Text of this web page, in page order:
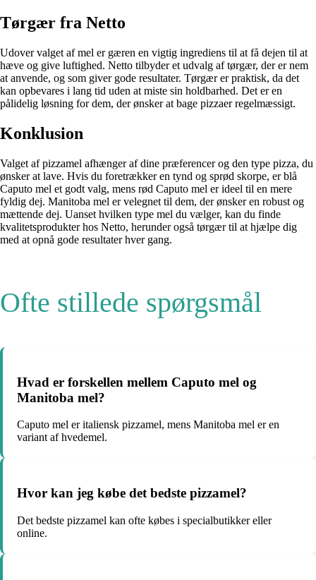
Tørgær fra Netto
Udover valget af mel er gæren en vigtig ingrediens til at få dejen til at
hæve og give luftighed. Netto tilbyder et udvalg af tørgær, der er nem
at anvende, og som giver gode resultater. Tørgær er praktisk, da det
kan opbevares i lang tid uden at miste sin holdbarhed. Det er en
pålidelig løsning for dem, der ønsker at bage pizzaer regelmæssigt.
Konklusion
Valget af pizzamel afhænger af dine præferencer og den type pizza, du
ønsker at lave. Hvis du foretrækker en tynd og sprød skorpe, er blå
Caputo mel et godt valg, mens rød Caputo mel er ideel til en mere
fyldig dej. Manitoba mel er velegnet til dem, der ønsker en robust og
mættende dej. Uanset hvilken type mel du vælger, kan du finde
kvalitetsprodukter hos Netto, herunder også tørgær til at hjælpe dig
med at opnå gode resultater hver gang.
Ofte stillede spørgsmål
Hvad er forskellen mellem Caputo mel og
Manitoba mel?
Caputo mel er italiensk pizzamel, mens Manitoba mel er en
variant af hvedemel.
Hvor kan jeg købe det bedste pizzamel?
Det bedste pizzamel kan ofte købes i specialbutikker eller
online.